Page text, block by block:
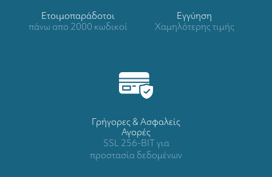
Ετοιμοπαράδοτοι
πάνω απο 2000 κωδικοί
Eγγύηση
Χαμηλότερης τιμής
Γρήγορες & Ασφαλείς
Αγορές
SSL 256-BIT για
προστασία δεδομένων